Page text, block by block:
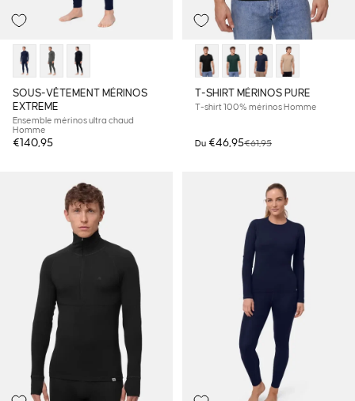
SOUS-VÊTEMENT MÉRINOS
EXTREME
Ensemble mérinos ultra chaud
Homme
€140,95
T-SHIRT MÉRINOS PURE
T-shirt 100% mérinos Homme
Prix promotionnel
Du €46,95
Prix habituel
€61,95